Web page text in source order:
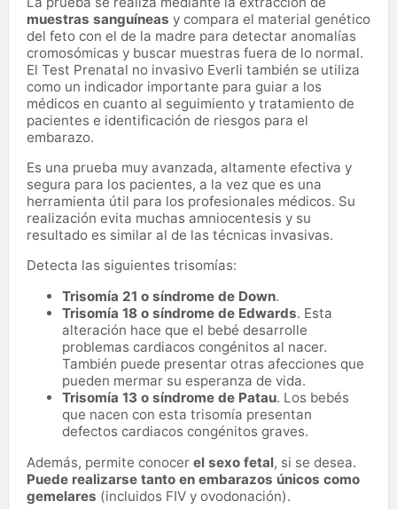
muestras sanguíneas y compara el material genético
del feto con el de la madre para detectar anomalías
cromosómicas y buscar muestras fuera de lo normal.
El Test Prenatal no invasivo Everli también se utiliza
como un indicador importante para guiar a los
médicos en cuanto al seguimiento y tratamiento de
pacientes e identificación de riesgos para el
embarazo.
Es una prueba muy avanzada, altamente efectiva y
segura para los pacientes, a la vez que es una
herramienta útil para los profesionales médicos. Su
realización evita muchas amniocentesis y su
resultado es similar al de las técnicas invasivas.
Detecta las siguientes trisomías:
Trisomía 21 o síndrome de Down.
Trisomía 18 o síndrome de Edwards. Esta
alteración hace que el bebé desarrolle
problemas cardiacos congénitos al nacer.
También puede presentar otras afecciones que
pueden mermar su esperanza de vida.
Trisomía 13 o síndrome de Patau. Los bebés
que nacen con esta trisomía presentan
defectos cardiacos congénitos graves.
Además, permite conocer el sexo fetal, si se desea.
Puede realizarse tanto en embarazos únicos como
gemelares (incluidos FIV y ovodonación).